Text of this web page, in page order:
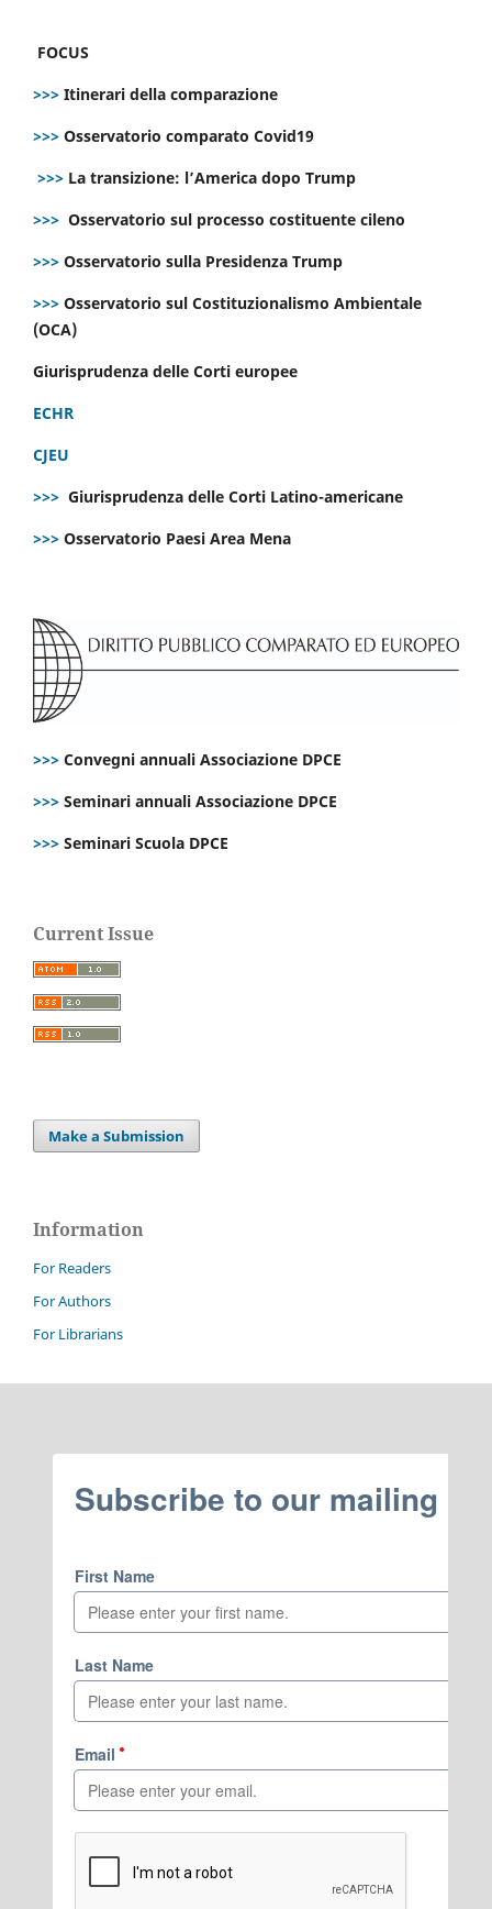
FOCUS
>>> Itinerari della comparazione
>>> Osservatorio comparato Covid19
>>> La transizione: l’America dopo Trump
>>> Osservatorio sul processo costituente cileno
>>> Osservatorio sulla Presidenza Trump
>>> Osservatorio sul Costituzionalismo Ambientale
(OCA)
Giurisprudenza delle Corti europee
ECHR
CJEU
>>> Giurisprudenza delle Corti Latino-americane
>>> Osservatorio Paesi Area Mena
>>> Convegni annuali Associazione DPCE
>>> Seminari annuali Associazione DPCE
>>> Seminari Scuola DPCE
Current Issue
Make a Submission
Information
For Readers
For Authors
For Librarians